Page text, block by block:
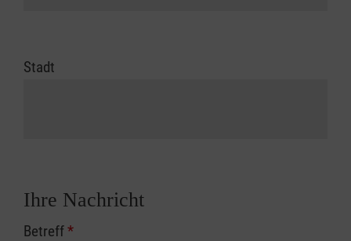
Stadt
Ihre Nachricht
Betreff*